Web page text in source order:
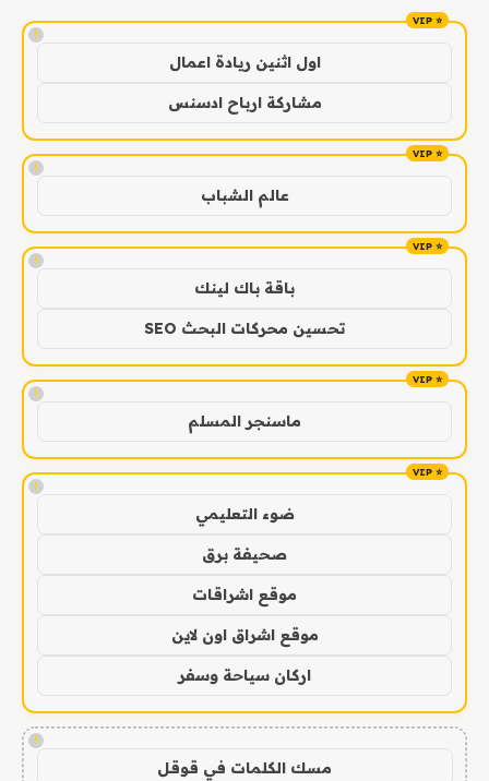
!
اول اثنين ريادة اعمال
مشاركة ارباح ادسنس
!
عالم الشباب
!
باقة باك لينك
تحسين محركات البحث SEO
!
ماسنجر المسلم
!
ضوء التعليمي
صحيفة برق
موقع اشراقات
موقع اشراق اون لاين
اركان سياحة وسفر
!
مسك الكلمات في قوقل